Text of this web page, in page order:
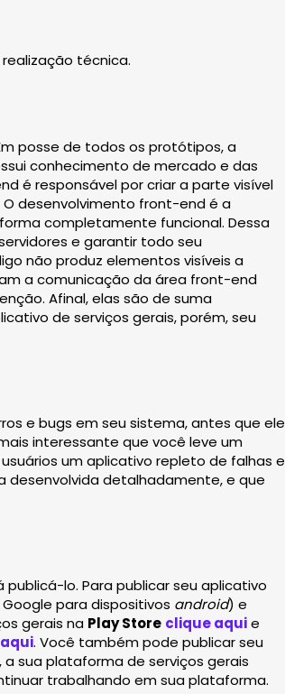
técnica.
posse de todos os protótipos, a
conhecimento de mercado e das
é responsável por criar a parte visível
desenvolvimento front-end é a
completamente funcional. Dessa
e garantir todo seu
não produz elementos visíveis a
a comunicação da área front-end
Afinal, elas são de suma
de serviços gerais, porém, seu
e bugs em seu sistema, antes que ele
interessante que você leve um
um aplicativo repleto de falhas e
desenvolvida detalhadamente, e que
lo. Para publicar seu aplicativo
para dispositivos android) e
gerais na Play Store clique aquie
. Você também pode publicar seu
a sua plataforma de serviços gerais
trabalhando em sua plataforma.